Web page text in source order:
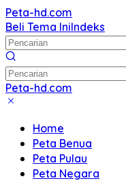
Langsung
ke
konten
Peta-hd.com
Kumpulan
Gambar
Peta
HD
Beli Tema IniIndeks
Peta-hd.com
Kumpulan
Peta
HD
Home
Peta Benua
Peta Pulau
Peta Negara